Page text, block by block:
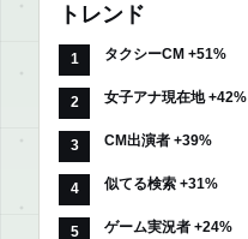
トレンド
タクシーCM +51%
女子アナ現在地 +42%
CM出演者 +39%
似てる検索 +31%
ゲーム実況者 +24%